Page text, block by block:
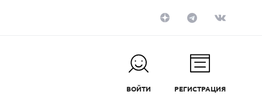
ВОЙТИ РЕГИСТРАЦИЯ